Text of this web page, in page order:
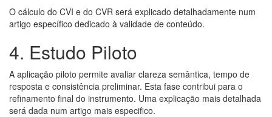
O cálculo do CVI e do CVR será explicado detalhadamente num
artigo específico dedicado à validade de conteúdo.
4. Estudo Piloto
A aplicação piloto permite avaliar clareza semântica, tempo de
resposta e consistência preliminar. Esta fase contribui para o
refinamento final do instrumento. Uma explicação mais detalhada
será dada num artigo mais especifico.